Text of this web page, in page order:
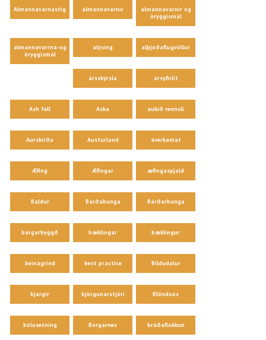
Almannavarnastig almannavarnir
almannavarnir og
öryggismál
almannavarrna-og
öryggismál
alýsing alþjóðaflugvöllur
ársskýrsla ársyfirlit
Ash fall Aska aukið rennsli
Aurskriða Austurland áverkamat
Æfing Æfingar æfingaspjald
Baldur Bárðabunga Bárðarbunga
bargarbyggð bæklingar bæklingur
beinagrind best practice Bíldudalur
bjargir björgunarstjóri Blönduós
bólusetning Borgarnes bráðaflokkun